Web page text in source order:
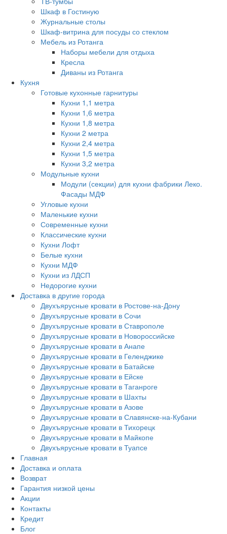
Шкаф в Гостиную
Журнальные столы
Шкаф-витрина для посуды со стеклом
Мебель из Ротанга
Наборы мебели для отдыха
Кресла
Диваны из Ротанга
Кухня
Готовые кухонные гарнитуры
Кухни 1,1 метра
Кухни 1,6 метра
Кухни 1,8 метра
Кухни 2 метра
Кухни 2,4 метра
Кухни 1,5 метра
Кухни 3,2 метра
Модульные кухни
Модули (секции) для кухни фабрики Леко.
Фасады МДФ
Угловые кухни
Маленькие кухни
Современные кухни
Классические кухни
Кухни Лофт
Белые кухни
Кухни МДФ
Кухни из ЛДСП
Недорогие кухни
Доставка в другие города
Двухъярусные кровати в Ростове-на-Дону
Двухъярусные кровати в Сочи
Двухъярусные кровати в Ставрополе
Двухъярусные кровати в Новороссийске
Двухъярусные кровати в Анапе
Двухъярусные кровати в Геленджике
Двухъярусные кровати в Батайске
Двухъярусные кровати в Ейске
Двухъярусные кровати в Таганроге
Двухъярусные кровати в Шахты
Двухъярусные кровати в Азове
Двухъярусные кровати в Славянске-на-Кубани
Двухъярусные кровати в Тихорецк
Двухъярусные кровати в Майкопе
Двухъярусные кровати в Туапсе
Главная
Доставка и оплата
Возврат
Гарантия низкой цены
Акции
Контакты
Кредит
Блог